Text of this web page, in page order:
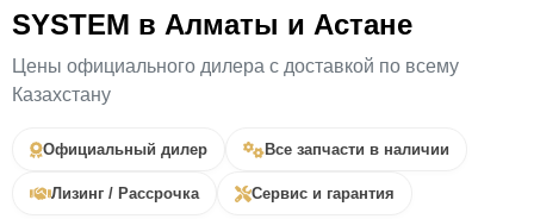
SYSTEM в Алматы и Астане
Цены официального дилера с доставкой по всему
Казахстану
Официальный дилер Все запчасти в наличии
Лизинг / Рассрочка Сервис и гарантия